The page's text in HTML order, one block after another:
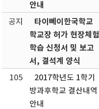
안내
공지
타이뻬이한국학교
학교장 허가 현장체험
학습 신청서 및 보고
서, 결석계 양식
105
2017학년도 1학기
방과후학교 결산내역
안내